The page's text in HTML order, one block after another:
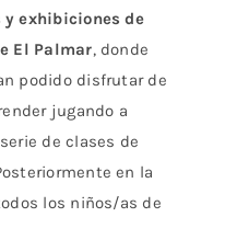
y exhibiciones de
El Palmar, donde
podido disfrutar de
jugando a
de clases de
en la
los niños/as de